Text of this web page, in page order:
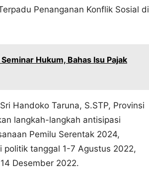
Penanganan Konflik Sosial di
Hukum, Bahas Isu Pajak
Handoko Taruna, S.STP, Provinsi
langkah-langkah antisipasi
Pemilu Serentak 2024,
tanggal 1-7 Agustus 2022,
Desember 2022.